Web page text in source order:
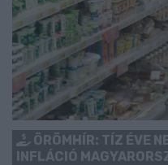
ÖRÖMHÍR: TÍZ ÉVE
INFLÁCIÓ